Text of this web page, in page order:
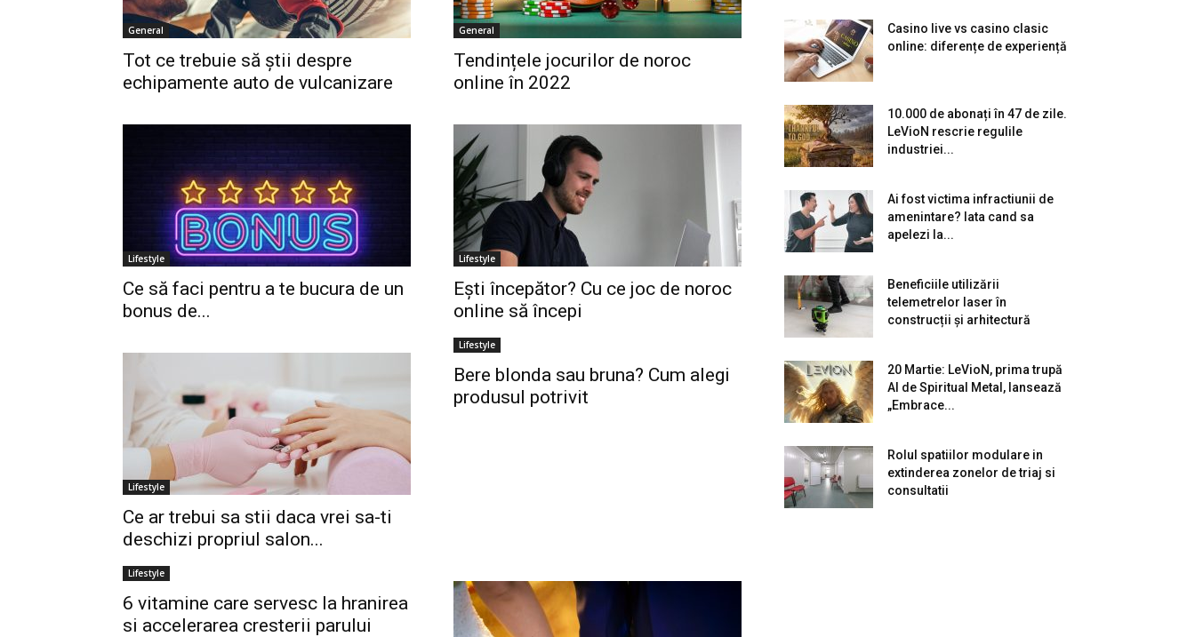
General
Tot ce trebuie să știi despre
echipamente auto de vulcanizare
General
Tendințele jocurilor de noroc
online în 2022
Lifestyle
Ce să faci pentru a te bucura de un
bonus de...
Lifestyle
Ești începător? Cu ce joc de noroc
online să începi
Lifestyle
Ce ar trebui sa stii daca vrei sa-ti
deschizi propriul salon...
Lifestyle
Bere blonda sau bruna? Cum alegi
produsul potrivit
Lifestyle
6 vitamine care servesc la hranirea
si accelerarea cresterii parului
Casino live vs casino clasic
online: diferențe de experiență
10.000 de abonați în 47 de zile.
LeVioN rescrie regulile
industriei...
Ai fost victima infractiunii de
amenintare? Iata cand sa
apelezi la...
Beneficiile utilizării
telemetrelor laser în
construcții și arhitectură
20 Martie: LeVioN, prima trupă
AI de Spiritual Metal, lansează
„Embrace...
Rolul spatiilor modulare in
extinderea zonelor de triaj si
consultatii